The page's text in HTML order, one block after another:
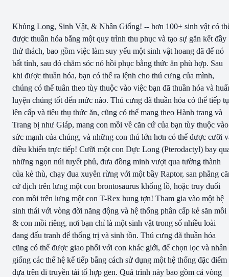
Khủng Long, Sinh Vật, & Nhân Giống! -- hơn 100+ sinh vật có
được thuần hóa bằng một quy trình thu phục và tạo sự gắn kết đầy
thử thách, bao gồm việc làm suy yếu một sinh vật hoang dã để nó
bất tỉnh, sau đó chăm sóc nó hồi phục bằng thức ăn phù hợp. Sau
khi được thuần hóa, bạn có thể ra lệnh cho thú cưng của mình,
chúng có thể tuân theo tùy thuộc vào việc bạn đã thuần hóa và
luyện chúng tốt đến mức nào. Thú cưng đã thuần hóa có thể tiếp
lên cấp và tiêu thụ thức ăn, cũng có thể mang theo Hành trang và
Trang bị như Giáp, mang con mồi về căn cứ của bạn tùy thuộc vào
sức mạnh của chúng, và những con thú lớn hơn có thể được cưỡi
điều khiển trực tiếp! Cưỡi một con Dực Long (Pterodactyl) bay
những ngọn núi tuyết phủ, đưa đồng minh vượt qua tường thành
của kẻ thù, chạy đua xuyên rừng với một bầy Raptor, san phẳng
cứ địch trên lưng một con brontosaurus khổng lồ, hoặc truy đuổi
con mồi trên lưng một con T-Rex hung tợn! Tham gia vào một hệ
sinh thái với vòng đời năng động và hệ thống phân cấp kẻ săn mồi
& con mồi riêng, nơi bạn chỉ là một sinh vật trong số nhiều loài
đang đấu tranh để thống trị và sinh tồn. Thú cưng đã thuần hóa
cũng có thể được giao phối với con khác giới, để chọn lọc và nhân
giống các thế hệ kế tiếp bằng cách sử dụng một hệ thống đặc điểm
dựa trên di truyền tái tổ hợp gen. Quá trình này bao gồm cả vòng